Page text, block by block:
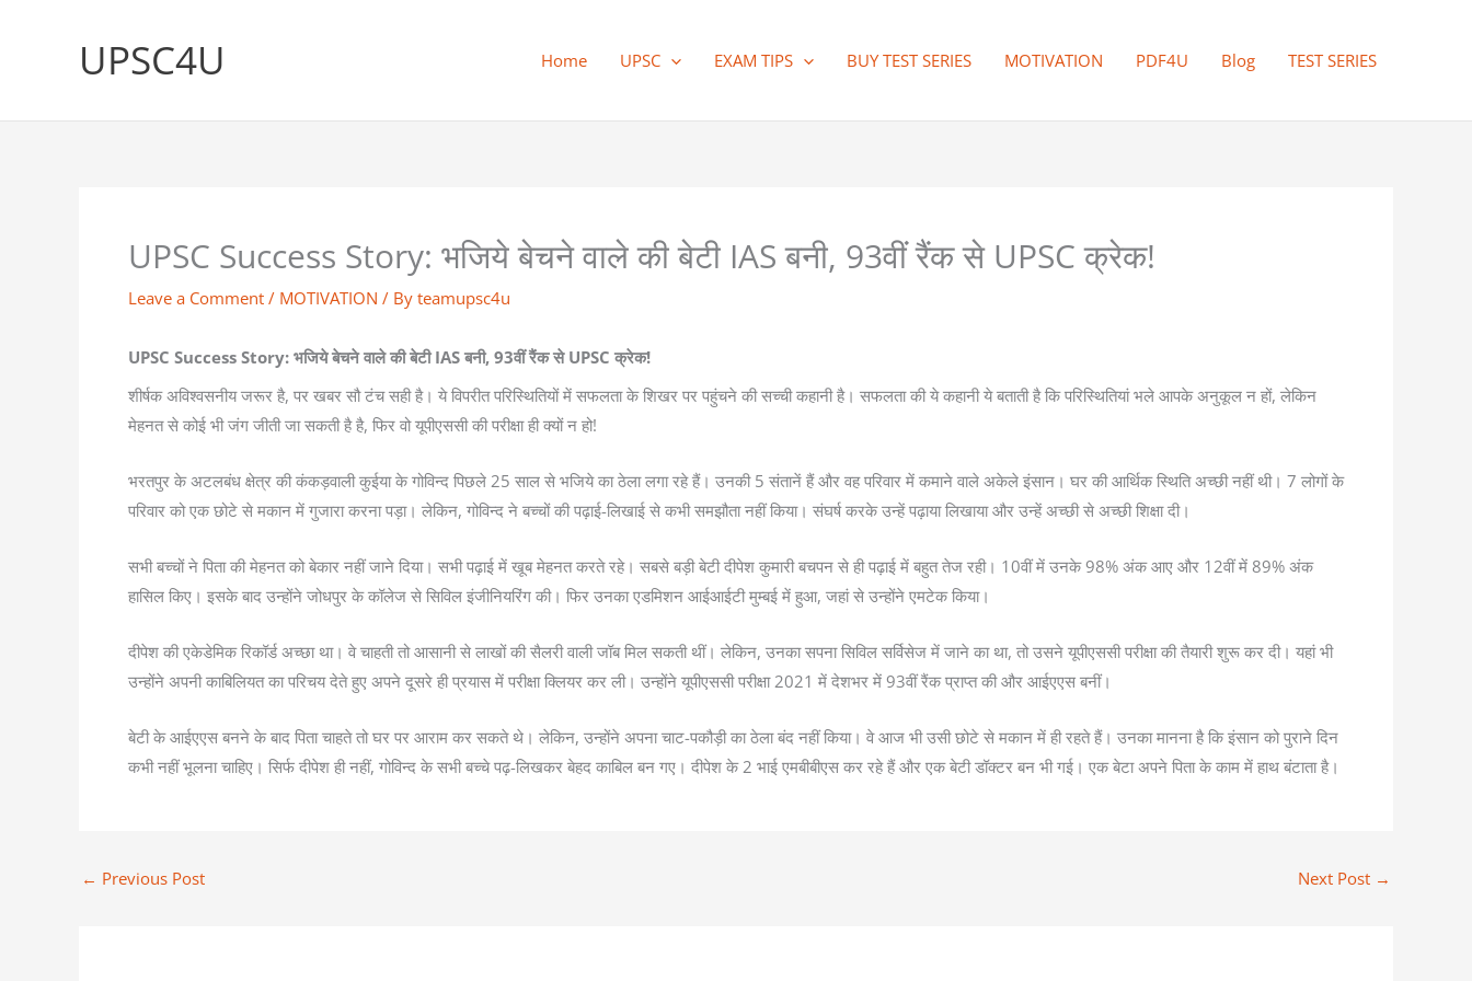
UPSC4U Home UPSC EXAM TIPS BUY TEST SERIES MOTIVATION PDF4U Blog TEST SERIES
UPSC Success Story: भजिये बेचने वाले की बेटी IAS बनी, 93वीं रैंक से UPSC क्रेक!
Leave a Comment / MOTIVATION / By teamupsc4u
UPSC Success Story: भजिये बेचने वाले की बेटी IAS बनी, 93वीं रैंक से UPSC क्रेक!
शीर्षक अविश्वसनीय जरूर है, पर खबर सौ टंच सही है। ये विपरीत परिस्थितियों में सफलता के शिखर पर पहुंचने की सच्ची कहानी है। सफलता की ये कहानी ये बताती है कि परिस्थितियां भले आपके अनुकूल न हों, लेकिन
मेहनत से कोई भी जंग जीती जा सकती है है, फिर वो यूपीएससी की परीक्षा ही क्यों न हो!
भरतपुर के अटलबंध क्षेत्र की कंकड़वाली कुईया के गोविन्द पिछले 25 साल से भजिये का ठेला लगा रहे हैं। उनकी 5 संतानें हैं और वह परिवार में कमाने वाले अकेले इंसान। घर की आर्थिक स्थिति अच्छी नहीं थी। 7 लोगों के
परिवार को एक छोटे से मकान में गुजारा करना पड़ा। लेकिन, गोविन्द ने बच्चों की पढ़ाई-लिखाई से कभी समझौता नहीं किया। संघर्ष करके उन्हें पढ़ाया लिखाया और उन्हें अच्छी से अच्छी शिक्षा दी।
सभी बच्चों ने पिता की मेहनत को बेकार नहीं जाने दिया। सभी पढ़ाई में खूब मेहनत करते रहे। सबसे बड़ी बेटी दीपेश कुमारी बचपन से ही पढ़ाई में बहुत तेज रही। 10वीं में उनके 98% अंक आए और 12वीं में 89% अंक
हासिल किए। इसके बाद उन्होंने जोधपुर के कॉलेज से सिविल इंजीनियरिंग की। फिर उनका एडमिशन आईआईटी मुम्बई में हुआ, जहां से उन्होंने एमटेक किया।
दीपेश की एकेडेमिक रिकॉर्ड अच्छा था। वे चाहती तो आसानी से लाखों की सैलरी वाली जॉब मिल सकती थीं। लेकिन, उनका सपना सिविल सर्विसेज में जाने का था, तो उसने यूपीएससी परीक्षा की तैयारी शुरू कर दी। यहां भी
उन्होंने अपनी काबिलियत का परिचय देते हुए अपने दूसरे ही प्रयास में परीक्षा क्लियर कर ली। उन्होंने यूपीएससी परीक्षा 2021 में देशभर में 93वीं रैंक प्राप्त की और आईएएस बनीं।
बेटी के आईएएस बनने के बाद पिता चाहते तो घर पर आराम कर सकते थे। लेकिन, उन्होंने अपना चाट-पकौड़ी का ठेला बंद नहीं किया। वे आज भी उसी छोटे से मकान में ही रहते हैं। उनका मानना है कि इंसान को पुराने दिन
कभी नहीं भूलना चाहिए। सिर्फ दीपेश ही नहीं, गोविन्द के सभी बच्चे पढ़-लिखकर बेहद काबिल बन गए। दीपेश के 2 भाई एमबीबीएस कर रहे हैं और एक बेटी डॉक्टर बन भी गई। एक बेटा अपने पिता के काम में हाथ बंटाता है।
← Previous Post Next Post →